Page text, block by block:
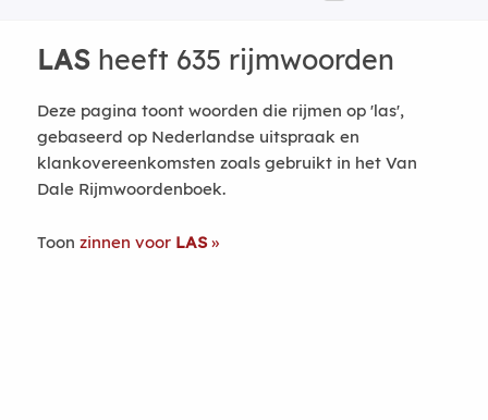
LASheeft 635 rijmwoorden
Deze pagina toont woorden die rijmen op 'las',
gebaseerd op Nederlandse uitspraak en
klankovereenkomsten zoals gebruikt in het Van
Dale Rijmwoordenboek.
Toon zinnen voor LAS